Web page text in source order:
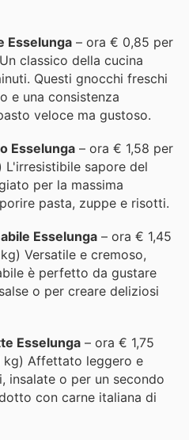
Esselunga – ora € 0,85 per
classico della cucina
Questi gnocchi freschi
e una consistenza
veloce ma gustoso.
Esselunga – ora € 1,58 per
sapore del
per la massima
pasta, zuppe e risotti.
Esselunga – ora € 1,45
Versatile e cremoso,
è perfetto da gustare
o per creare deliziosi
Esselunga – ora € 1,75
kg) Affettato leggero e
insalate o per un secondo
con carne italiana di